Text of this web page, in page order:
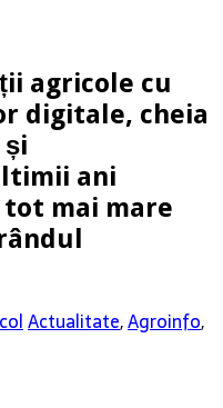
agricole cu
digitale, cheia
ani
tot mai mare
Actualitate,Agroinfo,